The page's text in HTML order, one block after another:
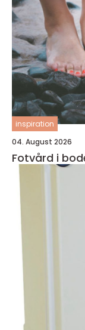
inspiration
04. August 2026